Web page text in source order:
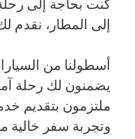
إلى المطار،
أسطولنا من
يضمنون لك رحلة
ملتزمون بتقديم
وتجربة سفر خالية